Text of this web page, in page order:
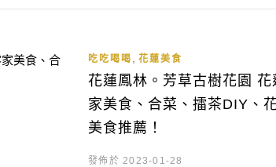
吃吃喝喝 花蓮美食
花蓮鳳林。芳草古樹花園 花
家美食、合菜、擂茶DIY、
美食推薦！
發佈於 2023-01-28